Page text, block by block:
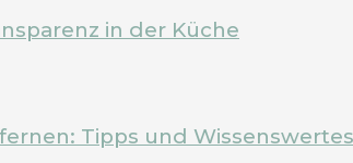
in der Küche
Tipps und Wissenswertes